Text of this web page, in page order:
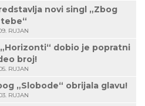
novi singl „Zbog
tebe“
RUJAN
„Horizonti“ dobio je popratni
broj!
RUJAN
„Slobode“ obrijala glavu!
RUJAN